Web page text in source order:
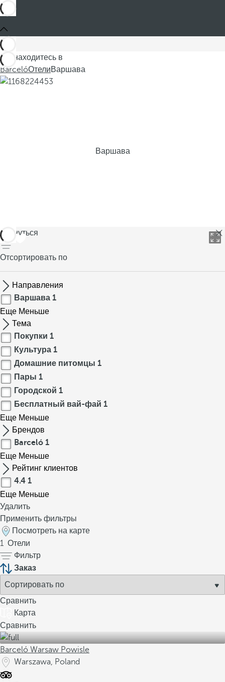
Вы находитесь в
BarcelóОтелиВаршава
Варшава
вернуться
Отсортировать по
Направления
Варшава 1
Еще Меньше
Тема
Покупки 1
Культура 1
Домашние питомцы 1
Пары 1
Городской 1
Бесплатный вай-фай 1
Еще Меньше
Брендов
Barceló 1
Еще Меньше
Рейтинг клиентов
4.4 1
Еще Меньше
Удалить
Применить фильтры
Посмотреть на карте
1 Отели
Фильтр
Заказ
Сравнить
Карта
Сравнить
Barceló Warsaw Powisle
Warszawa, Poland